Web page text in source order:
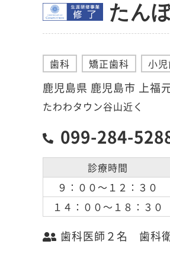
たん
歯科 矯正歯科 小
鹿児島県 鹿児島市 上福
たわわタウン谷山近く
099-284-
診療時間
９：００～１２：３０
１４：００～１８：３０
歯科医師２名 歯科